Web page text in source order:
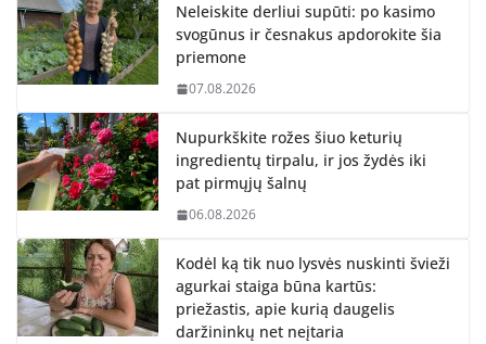
Neleiskite derliui supūti: po kasimo
svogūnus ir česnakus apdorokite šia
priemone
07.08.2026
Nupurkškite rožes šiuo keturių
ingredientų tirpalu, ir jos žydės iki
pat pirmųjų šalnų
06.08.2026
Kodėl ką tik nuo lysvės nuskinti švieži
agurkai staiga būna kartūs:
priežastis, apie kurią daugelis
daržininkų net neįtaria